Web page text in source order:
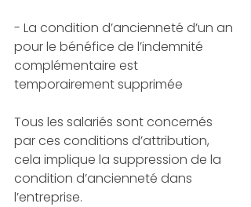
- La condition d’ancienneté d’un an
pour le bénéfice de l’indemnité
complémentaire est
temporairement supprimée
Tous les salariés sont concernés
par ces conditions d’attribution,
cela implique la suppression de la
condition d’ancienneté dans
l’entreprise.